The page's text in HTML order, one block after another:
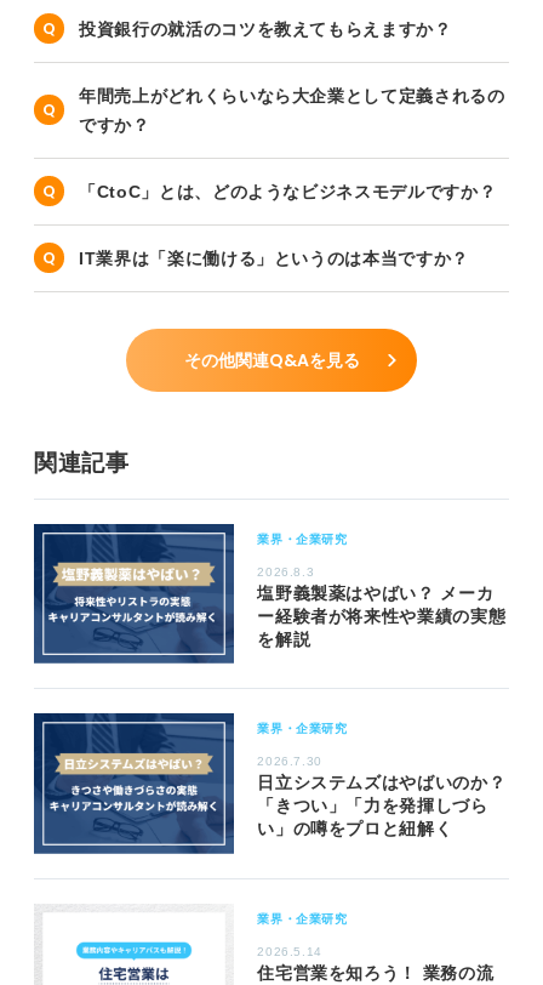
投資銀行の就活のコツを教えてもらえますか？
年間売上がどれくらいなら大企業として定義されるの
ですか？
「CtoC」とは、どのようなビジネスモデルですか？
IT業界は「楽に働ける」というのは本当ですか？
その他関連Q&Aを見る
関連記事
業界・企業研究
2026.8.3
塩野義製薬はやばい？ メーカ
ー経験者が将来性や業績の実態
を解説
業界・企業研究
2026.7.30
日立システムズはやばいのか？
「きつい」「力を発揮しづら
い」の噂をプロと紐解く
業界・企業研究
2026.5.14
住宅営業を知ろう！ 業務の流